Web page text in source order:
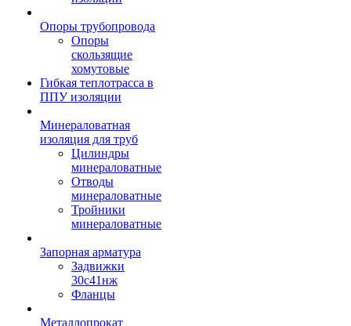
Опоры трубопровода
Опоры
скользящие
хомутовые
Гибкая теплотрасса в
ППУ изоляции
Минераловатная
изоляция для труб
Цилиндры
минераловатные
Отводы
минераловатные
Тройники
минераловатные
Запорная арматура
Задвижки
30с41нж
Фланцы
Металлопрокат